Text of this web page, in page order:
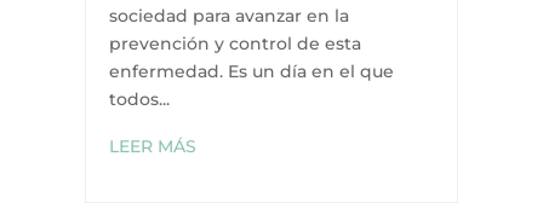
sociedad para avanzar en la
prevención y control de esta
enfermedad. Es un día en el que
todos...
LEER MÁS